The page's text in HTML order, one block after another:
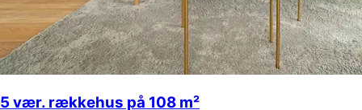
5 vær. rækkehus på 108 m²